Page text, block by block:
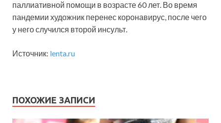
паллиативной помощи в возрасте 60 лет. Во время
пандемии художник перенес коронавирус, после чего
у него случился второй инсульт.
Источник: lenta.ru
ПОХОЖИЕ ЗАПИСИ